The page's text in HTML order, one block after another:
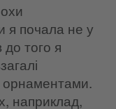
я почала не у
того я
наприклад,